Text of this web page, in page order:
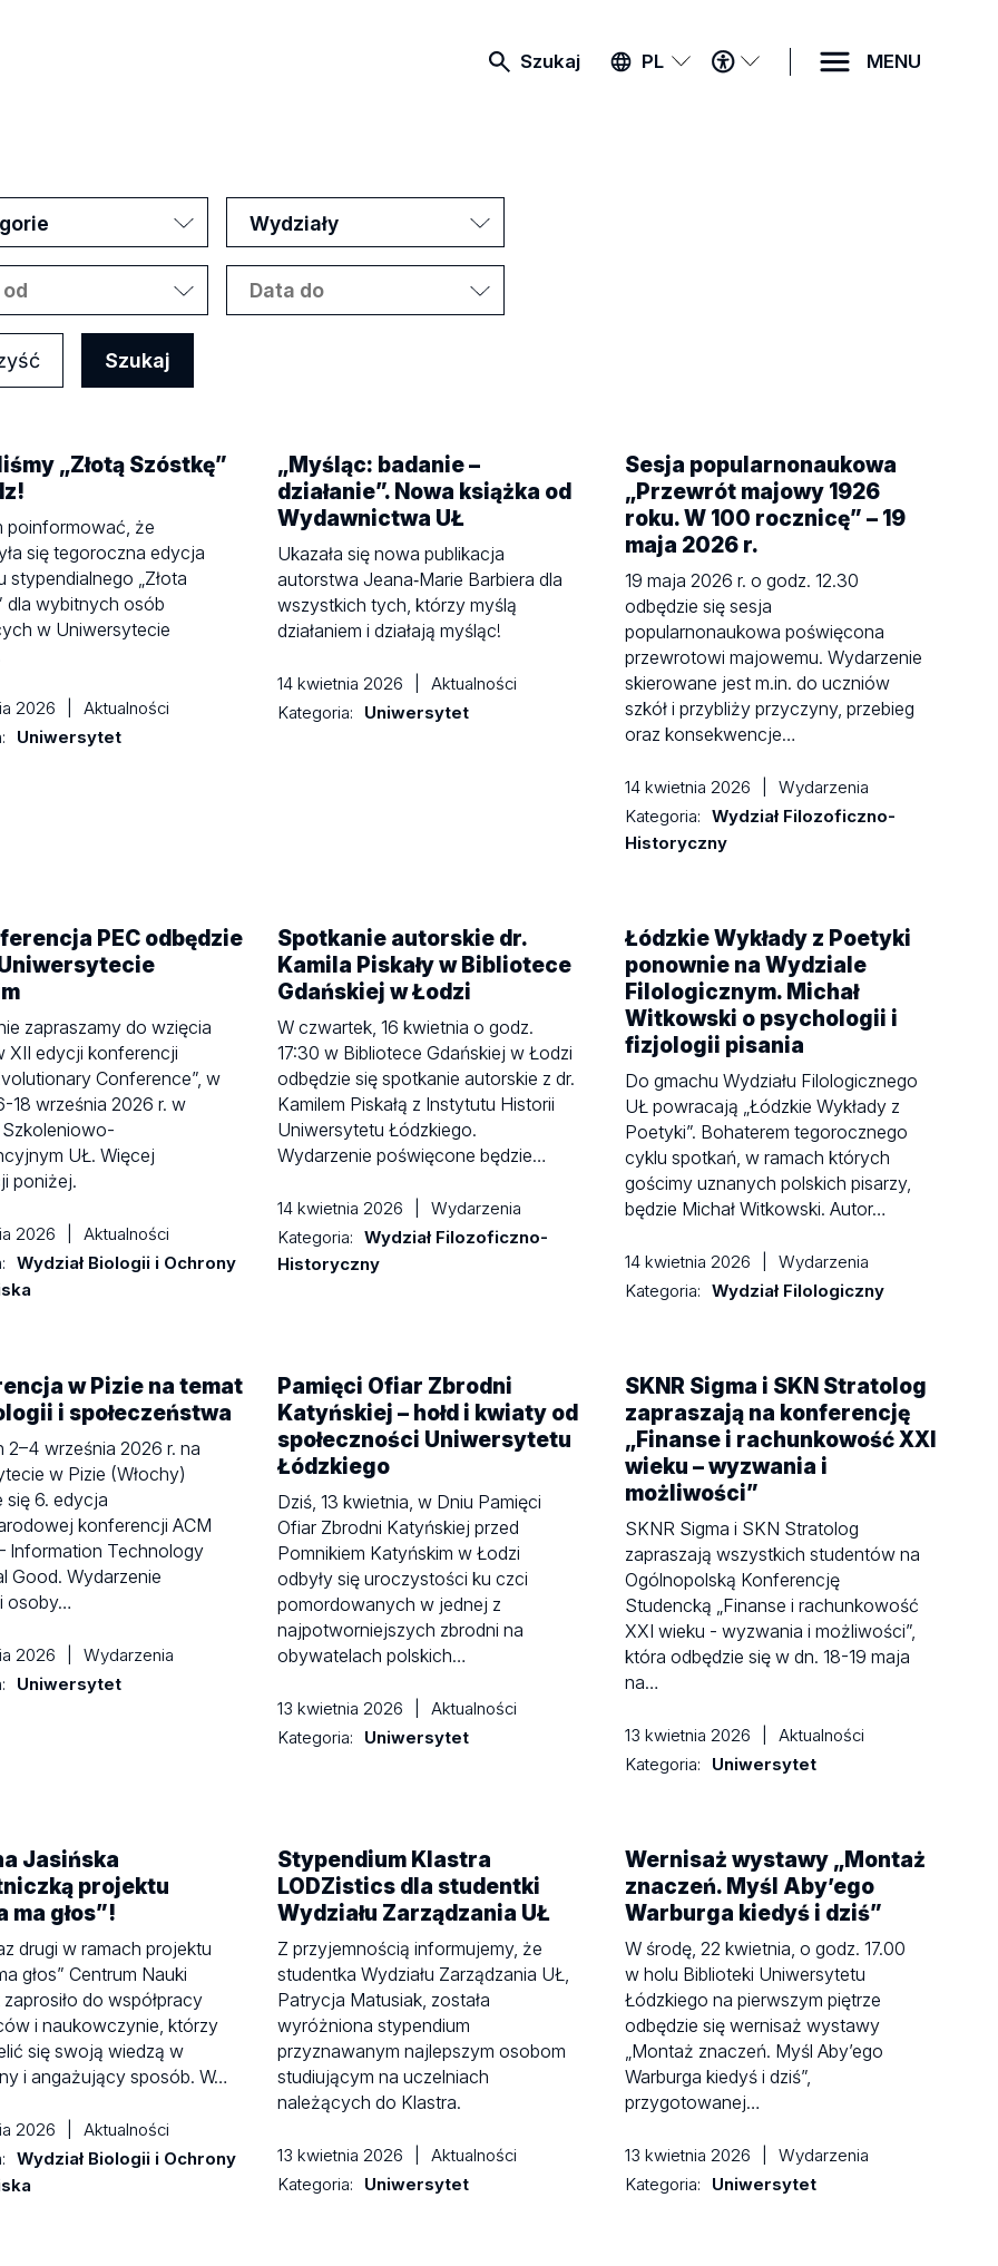
Szukaj PL
MENU
DOSTĘPNOŚCI
MENU
Wydziały
„Złotą Szóstkę”
poinformować, że
się tegoroczna edycja
stypendialnego „Złota
dla wybitnych osób
w Uniwersytecie
2026
Aktualności
Uniwersytet
„Myśląc: badanie –
działanie”. Nowa książka od
Wydawnictwa UŁ
Ukazała się nowa publikacja
autorstwa Jeana‑Marie Barbiera dla
wszystkich tych, którzy myślą
działaniem i działają myśląc!
14 kwietnia 2026
Aktualności
Kategoria:
Uniwersytet
Sesja popularnonaukowa
„Przewrót majowy 1926
roku. W 100 rocznicę” – 19
maja 2026 r.
19 maja 2026 r. o godz. 12.30
odbędzie się sesja
popularnonaukowa poświęcona
przewrotowi majowemu. Wydarzenie
skierowane jest m.in. do uczniów
szkół i przybliży przyczyny, przebieg
oraz konsekwencje…
14 kwietnia 2026
Wydarzenia
Kategoria: Wydział Filozoficzno-
Historyczny
PEC odbędzie
zapraszamy do wzięcia
XII edycji konferencji
Conference”, w
18 września 2026 r. w
UŁ. Więcej
poniżej.
2026
Aktualności
Wydział Biologii i Ochrony
Spotkanie autorskie dr.
Kamila Piskały w Bibliotece
Gdańskiej w Łodzi
W czwartek, 16 kwietnia o godz.
17:30 w Bibliotece Gdańskiej w Łodzi
odbędzie się spotkanie autorskie z dr.
Kamilem Piskałą z Instytutu Historii
Uniwersytetu Łódzkiego.
Wydarzenie poświęcone będzie…
14 kwietnia 2026
Wydarzenia
Kategoria: Wydział Filozoficzno-
Historyczny
Łódzkie Wykłady z Poetyki
ponownie na Wydziale
Filologicznym. Michał
Witkowski o psychologii i
fizjologii pisania
Do gmachu Wydziału Filologicznego
UŁ powracają „Łódzkie Wykłady z
Poetyki”. Bohaterem tegorocznego
cyklu spotkań, w ramach których
gościmy uznanych polskich pisarzy,
będzie Michał Witkowski. Autor…
14 kwietnia 2026
Wydarzenia
Kategoria: Wydział Filologiczny
w Pizie na temat
i społeczeństwa
2–4 września 2026 r. na
w Pizie (Włochy)
się 6. edycja
konferencji ACM
Information Technology
Good. Wydarzenie
osoby…
2026
Wydarzenia
Uniwersytet
Pamięci Ofiar Zbrodni
Katyńskiej – hołd i kwiaty od
społeczności Uniwersytetu
Łódzkiego
Dziś, 13 kwietnia, w Dniu Pamięci
Ofiar Zbrodni Katyńskiej przed
Pomnikiem Katyńskim w Łodzi
odbyły się uroczystości ku czci
pomordowanych w jednej z
najpotworniejszych zbrodni na
obywatelach polskich…
13 kwietnia 2026
Aktualności
Kategoria:
Uniwersytet
SKNR Sigma i SKN Stratolog
zapraszają na konferencję
„Finanse i rachunkowość XXI
wieku – wyzwania i
możliwości”
SKNR Sigma i SKN Stratolog
zapraszają wszystkich studentów na
Ogólnopolską Konferencję
Studencką „Finanse i rachunkowość
XXI wieku - wyzwania i możliwości”,
która odbędzie się w dn. 18-19 maja
na…
13 kwietnia 2026
Aktualności
Kategoria:
Uniwersytet
Jasińska
projektu
ma głos”!
drugi w ramach projektu
głos” Centrum Nauki
do współpracy
i naukowczynie, którzy
się swoją wiedzą w
i angażujący sposób. W…
2026
Aktualności
Wydział Biologii i Ochrony
Stypendium Klastra
LODZistics dla studentki
Wydziału Zarządzania UŁ
Z przyjemnością informujemy, że
studentka Wydziału Zarządzania UŁ,
Patrycja Matusiak, została
wyróżniona stypendium
przyznawanym najlepszym osobom
studiującym na uczelniach
należących do Klastra.
13 kwietnia 2026
Aktualności
Kategoria:
Uniwersytet
Wernisaż wystawy „Montaż
znaczeń. Myśl Aby’ego
Warburga kiedyś i dziś”
W środę, 22 kwietnia, o godz. 17.00
w holu Biblioteki Uniwersytetu
Łódzkiego na pierwszym piętrze
odbędzie się wernisaż wystawy
„Montaż znaczeń. Myśl Aby’ego
Warburga kiedyś i dziś”,
przygotowanej…
13 kwietnia 2026
Wydarzenia
Kategoria:
Uniwersytet